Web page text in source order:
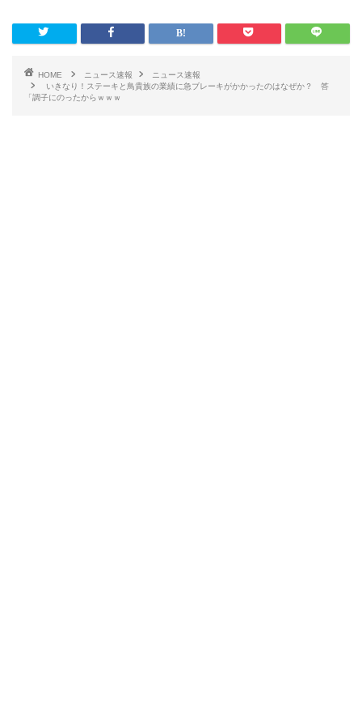
HOME ニュース速報
ニュース速報
いきなり！ステーキと鳥貴族の業績に急ブレーキがかかったのはなぜか？ 答
「調子にのったからｗｗｗ